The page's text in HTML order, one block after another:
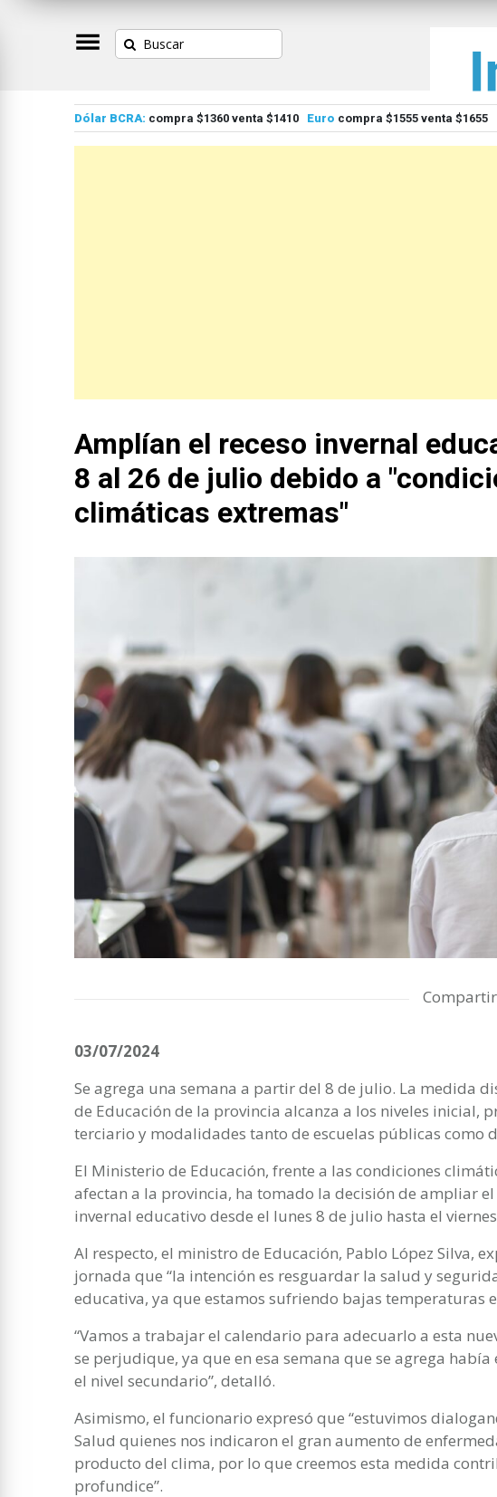
Dólar BCRA: compra $1360 venta $1410 Euro compra $1555 venta $1655
Amplían el receso invernal
8 al 26 de julio debido a
climáticas extremas"
03/07/2024
Se agrega una semana a partir del 8 de julio. La medida
de Educación de la provincia alcanza a los niveles inicial,
terciario y modalidades tanto de escuelas públicas como
El Ministerio de Educación, frente a las condiciones
afectan a la provincia, ha tomado la decisión de ampliar
invernal educativo desde el lunes 8 de julio hasta el
Al respecto, el ministro de Educación, Pablo López Silva,
jornada que “la intención es resguardar la salud y
educativa, ya que estamos sufriendo bajas temperaturas
“Vamos a trabajar el calendario para adecuarlo a esta
se perjudique, ya que en esa semana que se agrega había
el nivel secundario”, detalló.
Asimismo, el funcionario expresó que “estuvimos
Salud quienes nos indicaron el gran aumento de
producto del clima, por lo que creemos esta medida
profundice”.